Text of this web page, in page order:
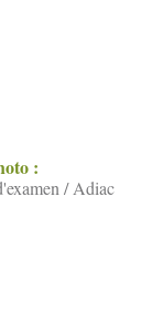
:
/ Adiac